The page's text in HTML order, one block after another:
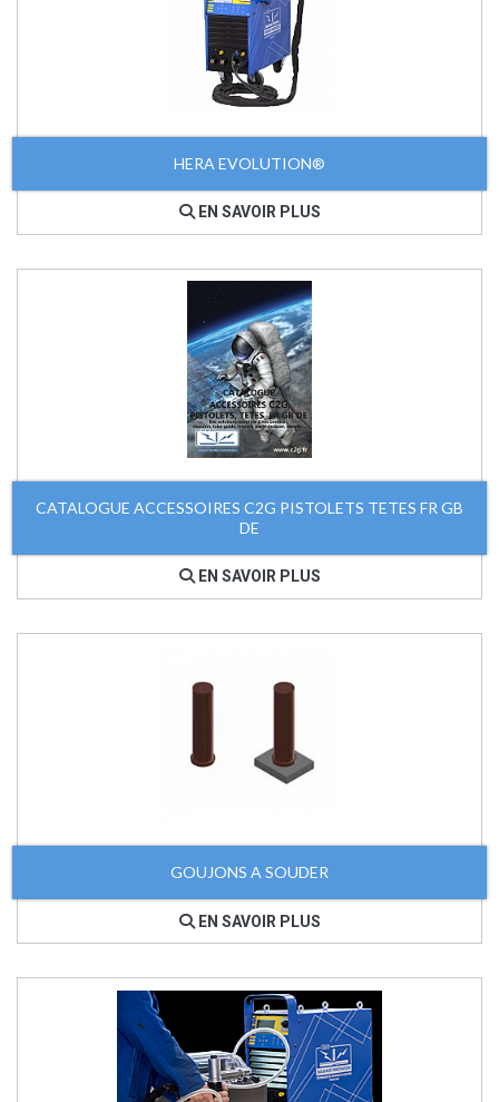
HERA EVOLUTION®
EN SAVOIR PLUS
CATALOGUE ACCESSOIRES C2G PISTOLETS TETES FR GB
DE
EN SAVOIR PLUS
GOUJONS A SOUDER
EN SAVOIR PLUS